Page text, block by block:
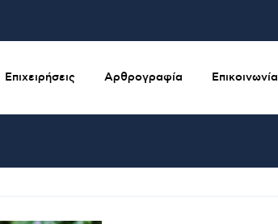
Επιχειρήσεις Αρθρογραφία Επικοινωνία